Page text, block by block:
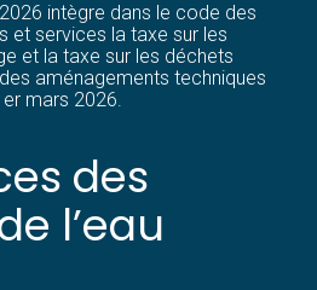
intègre dans le code des
et services la taxe sur les
et la taxe sur les déchets
aménagements techniques
mars 2026.
des
l’eau